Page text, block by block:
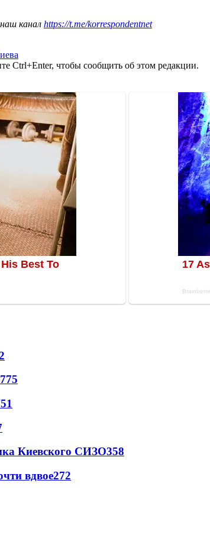
канал https://t.me/korrespondentnet
Ctrl+Enter, чтобы сообщить об этом редакции.
775
Киевского СИЗО358
вдвое272